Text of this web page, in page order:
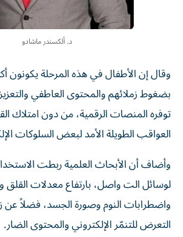
د. ألكسندر ماشادو
وقال إن الأطفال في هذه المرحلة يكونون
بضغوط زملائهم والمحتوى العاطفي
توفره المنصات الرقمية، من دون امتلاك
العواقب الطويلة الأمد لبعض السلوكات
وأضاف أن الأبحاث العلمية ربطت
لوسائل الت واصل، بارتفاع معدلات القلق
واضطرابات النوم وصورة الجسد، فضلاً عن
التعرض للتنمّر الإلكتروني والمحتوى الضار.